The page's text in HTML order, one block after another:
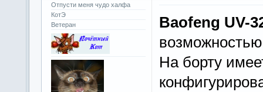
Отпусти меня чудо халфа
КотЭ
Ветеран
Baofeng UV-
На борту